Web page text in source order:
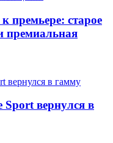
премьере: старое
премиальная
Sport вернулся в